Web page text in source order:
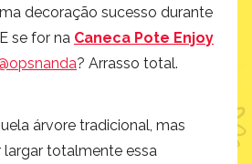
decoração sucesso durante
se for na Caneca Pote Enjoy
? Arrasso total.
árvore tradicional, mas
totalmente essa